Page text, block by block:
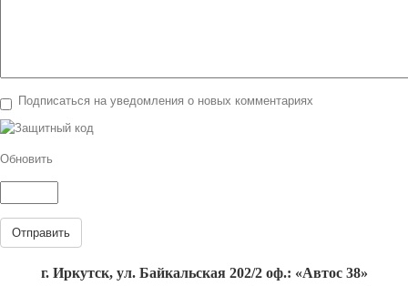
Подписаться на уведомления о новых комментариях
Обновить
Отправить
г. Иркутск, ул. Байкальская 202/2 оф.: «Автос 38»